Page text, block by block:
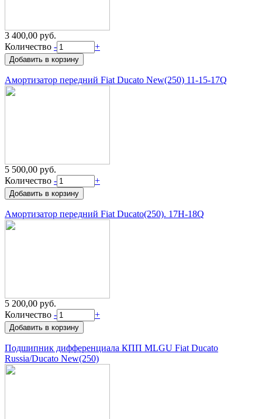
3 400,00 руб.
Количество - +
Амортизатор передний Fiat Ducato New(250) 11-15-17Q
5 500,00 руб.
Количество - +
Амортизатор передний Fiat Ducato(250). 17H-18Q
5 200,00 руб.
Количество - +
Подшипник дифференциала КПП MLGU Fiat Ducato
Russia/Ducato New(250)